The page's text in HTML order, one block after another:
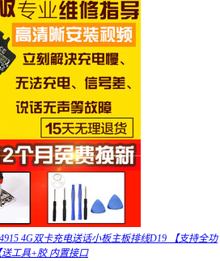
4G双卡充电送话小板主板排线D19 【支持全功
送工具+胶 内置接口